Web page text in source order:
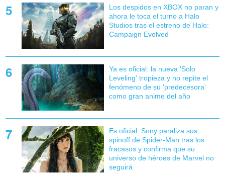
Los despidos en XBOX no paran y
ahora le toca el turno a Halo
Studios tras el estreno de Halo:
Campaign Evolved
Ya es oficial: la nueva 'Solo
Leveling' tropieza y no repite el
fenómeno de su 'predecesora'
como gran anime del año
Es oficial: Sony paraliza sus
spinoff de Spider-Man tras los
fracasos y confirma que su
universo de héroes de Marvel no
seguirá